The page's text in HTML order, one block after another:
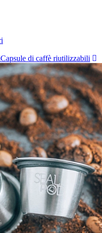
Capsule di caffè riutilizzabili